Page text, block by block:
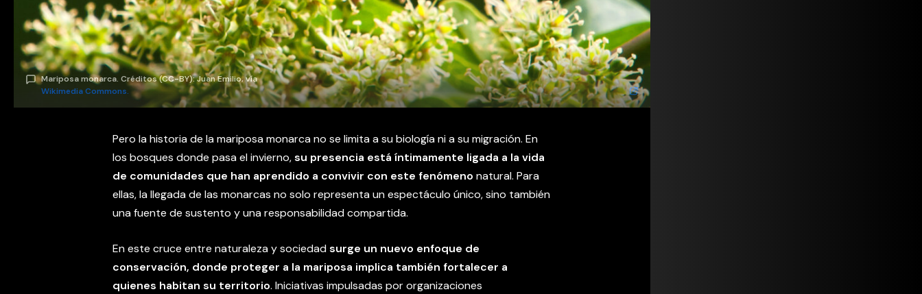
Mariposa monarca. Créditos (CC-BY): Juan Emilio, vía
Wikimedia Commons.
Pero la historia de la mariposa monarca no se limita a su biología ni a su migración. En
los bosques donde pasa el invierno,su presencia está íntimamente ligada a la vida
de comunidades que han aprendido a convivir con este fenómeno natural. Para
ellas, la llegada de las monarcas no solo representa un espectáculo único, sino también
una fuente de sustento y una responsabilidad compartida.
En este cruce entre naturaleza y sociedadsurge un nuevo enfoque de
conservación, donde proteger a la mariposa implica también fortalecer a
quienes habitan su territorio. Iniciativas impulsadas por organizaciones